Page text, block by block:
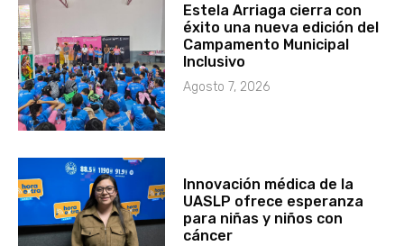
Estela Arriaga cierra con
éxito una nueva edición del
Campamento Municipal
Inclusivo
Agosto 7, 2026
Innovación médica de la
UASLP ofrece esperanza
para niñas y niños con
cáncer